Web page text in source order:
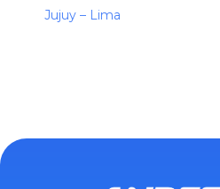
Jujuy – Lima